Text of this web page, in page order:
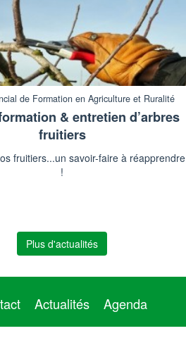
de Formation en Agriculture et Ruralité
& entretien d’arbres
fruitiers
fruitiers...un savoir-faire à réapprendre
!
Plus d'actualités
Actualités Agenda